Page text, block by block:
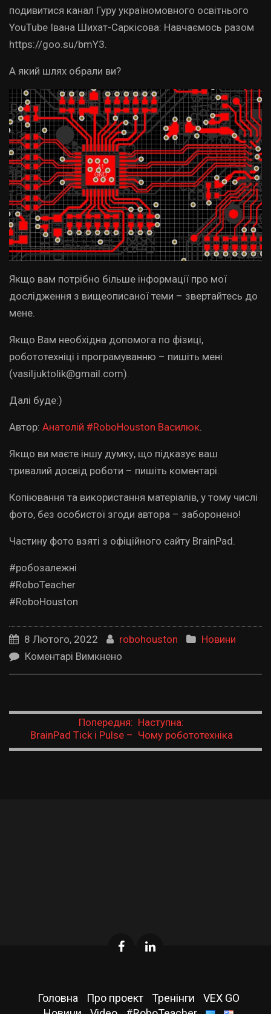
подивитися канал Гуру україномовного освітнього
YouTube Івана Шихат-Саркісова: Навчаємось разом
https://goo.su/bmY3.
А який шлях обрали ви?
Якщо вам потрібно більше інформації про мої
дослідження з вищеописаної теми – звертайтесь до
мене.
Якщо Вам необхідна допомога по фізиці,
робототехніці і програмуванню – пишіть мені
(vasiljuktolik@gmail.com).
Далі буде:)
Автор: Анатолій #RoboHouston Василюк
Якщо ви маєте іншу думку, що підказує ваш
тривалий досвід роботи – пишіть коментарі.
Копіювання та використання матеріалів, у тому числі
фото, без особистої згоди автора – заборонено!
Частину фото взяті з офіційного сайту BrainPad.
#робозалежні
#RoboTeacher
#RoboHouston
8 Лютого, 2022 robohouston
Новини
Коментарі Вимкнено
до Як навчати підлітків основам програмування?
Попередня:
BrainPad Tick і Pulse –
новий погляд на
Наступна:
Чому робототехніка
важлива для дітей?
Головна Про проект Тренінги
VEX GO